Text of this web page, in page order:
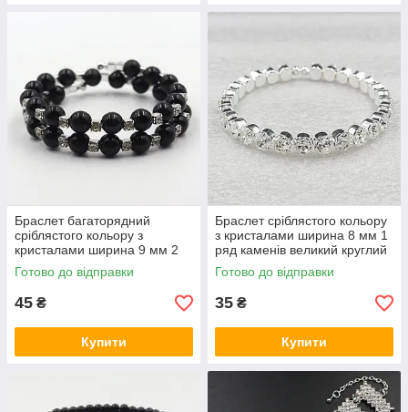
Браслет багаторядний
сріблястого кольору з
кристалами ширина 9 мм 2
ряди каменів і намистин
чорного кольору
Готово до відправки
45 ₴
Купити
Браслет сріблястого кольору
з кристалами ширина 8 мм 1
ряд каменів великий круглий
камінь безрозмірний
Готово до відправки
35 ₴
Купити